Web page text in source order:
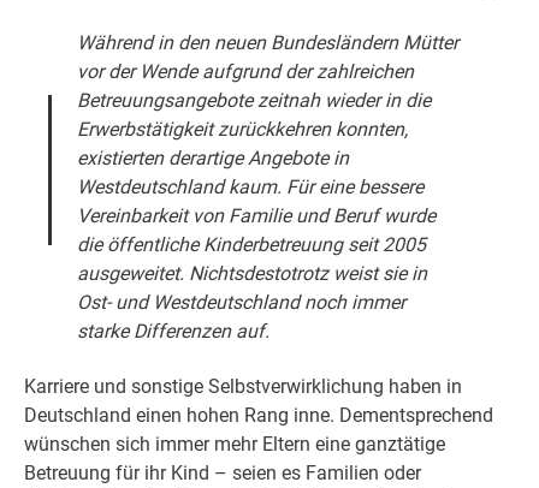
Während in den neuen Bundesländern Mütter
vor der Wende aufgrund der zahlreichen
Betreuungsangebote zeitnah wieder in die
Erwerbstätigkeit zurückkehren konnten,
existierten derartige Angebote in
Westdeutschland kaum. Für eine bessere
Vereinbarkeit von Familie und Beruf wurde
die öffentliche Kinderbetreuung seit 2005
ausgeweitet. Nichtsdestotrotz weist sie in
Ost- und Westdeutschland noch immer
starke Differenzen auf.
Karriere und sonstige Selbstverwirklichung haben in
Deutschland einen hohen Rang inne. Dementsprechend
wünschen sich immer mehr Eltern eine ganztätige
Betreuung für ihr Kind – seien es Familien oder